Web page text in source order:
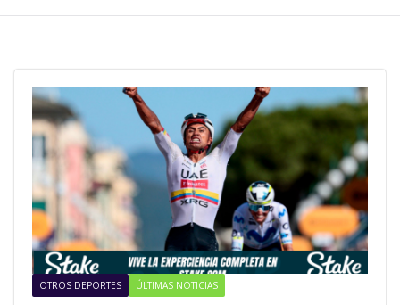
OTROS DEPORTES ÚLTIMAS NOTICIAS